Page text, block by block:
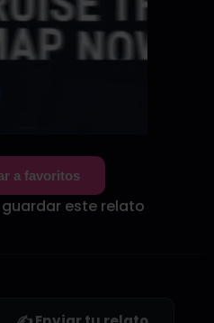
a favoritos
guardar este relato